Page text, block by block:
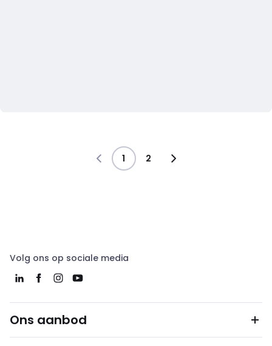
1 2
Volg ons op sociale media
Ons aanbod